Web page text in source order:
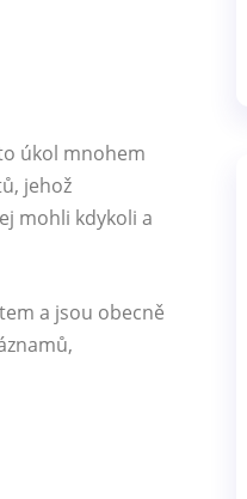
úkol mnohem
jehož
mohli kdykoli a
a jsou obecně